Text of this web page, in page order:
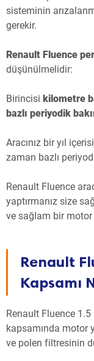
sisteminin
gerekir.
Renault Fluence
düşünülmelidir:
Birincisi kilometre
bazlı periyodik
Aracınız bir yıl
zaman bazlı
Renault Fluence
yaptırmanız size
ve sağlam bir motor
Renault
Kapsamı
Renault Fluence
kapsamında motor
ve polen filtresinin